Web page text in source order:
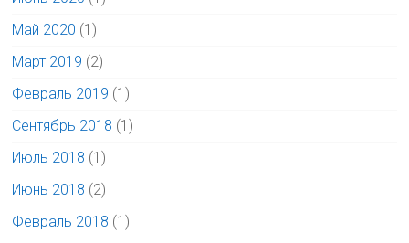
Май 2020 (1)
Март 2019 (2)
Февраль 2019 (1)
Сентябрь 2018 (1)
Июль 2018 (1)
Июнь 2018 (2)
Февраль 2018 (1)